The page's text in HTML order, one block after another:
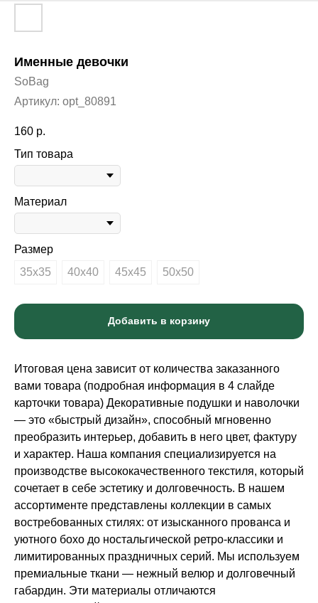
Именные девочки
SoBag
Артикул: opt_80891
160 р.
Тип товара
Материал
Размер
35х35
40х40 45х45 50х50
Добавить в корзину
Итоговая цена зависит от количества заказанного
вами товара (подробная информация в 4 слайде
карточки товара) Декоративные подушки и наволочки
— это «быстрый дизайн», способный мгновенно
преобразить интерьер, добавить в него цвет, фактуру
и характер. Наша компания специализируется на
производстве высококачественного текстиля, который
сочетает в себе эстетику и долговечность. В нашем
ассортименте представлены коллекции в самых
востребованных стилях: от изысканного прованса и
уютного бохо до ностальгической ретро-классики и
лимитированных праздничных серий. Мы используем
премиальные ткани — нежный велюр и долговечный
габардин. Эти материалы отличаются